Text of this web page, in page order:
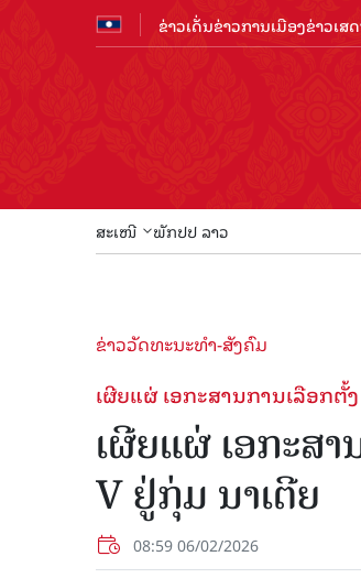
ຂ່າວເດັ່ນຂ່າວການເມືອງຂ່າວເສ
ສະເໜີ ພັກປປ ລາວ
ຂ່າວວັດທະນະທຳ-ສັງຄົມ
ເຜີຍແຜ່ ເອກະສານການເລືອກ
ເຜີຍແຜ່ ເອກະສ
V ຢູ່ກຸ່ມ ນາເຕີຍ
08:59 06/02/2026